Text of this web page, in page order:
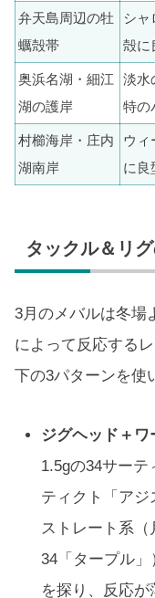
弁天島周辺の牡
蠣殻帯
シャ
殻に
奥浜名湖・細江
湖の護岸
淡水
特の
村櫛海岸・庄内
湖南岸
ウィ
に良
タックル＆リ
3月のメバルは冬場
によって反応する
下の3パターンを使
ジグヘッド＋ワ
1.5gの34サー
ティクト「ア
ストレート系（
34「タープル
を探り、反応